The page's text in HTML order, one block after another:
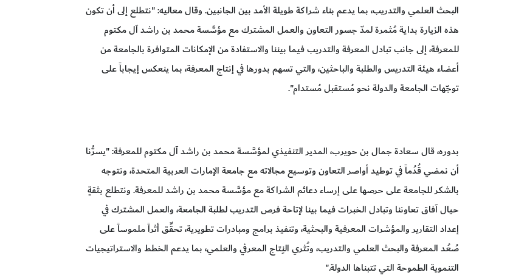
البحث العلمي والتدريب، بما يدعم بناء شراكة طويلة الأمد بين الجانبين. وقال معاليه: "نتطلع إلى أن تكون
هذه الزيارة بداية مُثمرة لمدّ جسور التعاون والعمل المشترك مع مؤسَّسة محمد بن راشد آل مكتوم
للمعرفة، إلى جانب تبادل المعرفة والتدريب فيما بيننا والاستفادة من الإمكانات المتوافرة بالجامعة من
أعضاء هيئة التدريس والطلبة والباحثين، والتي تسهم بدورها في إنتاج المعرفة، بما ينعكس إيجاباً على
توجّهات الجامعة والدولة نحو مُستقبل مُستدام".
بدوره، قال سعادة جمال بن حويرب، المدير التنفيذي لمؤسَّسة محمد بن راشد آل مكتوم للمعرفة: "يسرُّنا
أن نمضي قُدُماً في توطيد أواصر التعاون وتوسيع مجالاته مع جامعة الإمارات العربية المتحدة، ونتوجه
بالشكر للجامعة على حرصها على إرساء دعائم الشراكة مع مؤسَّسة محمد بن راشد للمعرفة. ونتطلع بثقةٍ
حيال آفاق تعاوننا وتبادل الخبرات فيما بينا لإتاحة فرص التدريب لطلبة الجامعة، والعمل المشترك في
إعداد التقارير والمؤشرات المعرفية والبحثية، وتنفيذ برامج ومبادرات تطويرية، تحقِّق أثراً ملموساً على
صُعُد المعرفة والبحث العلمي والتدريب، وتُثري النِتاج المعرفي والعلمي، بما يدعم الخطط والاستراتيجيات
التنموية الطموحة التي تتبناها الدولة."